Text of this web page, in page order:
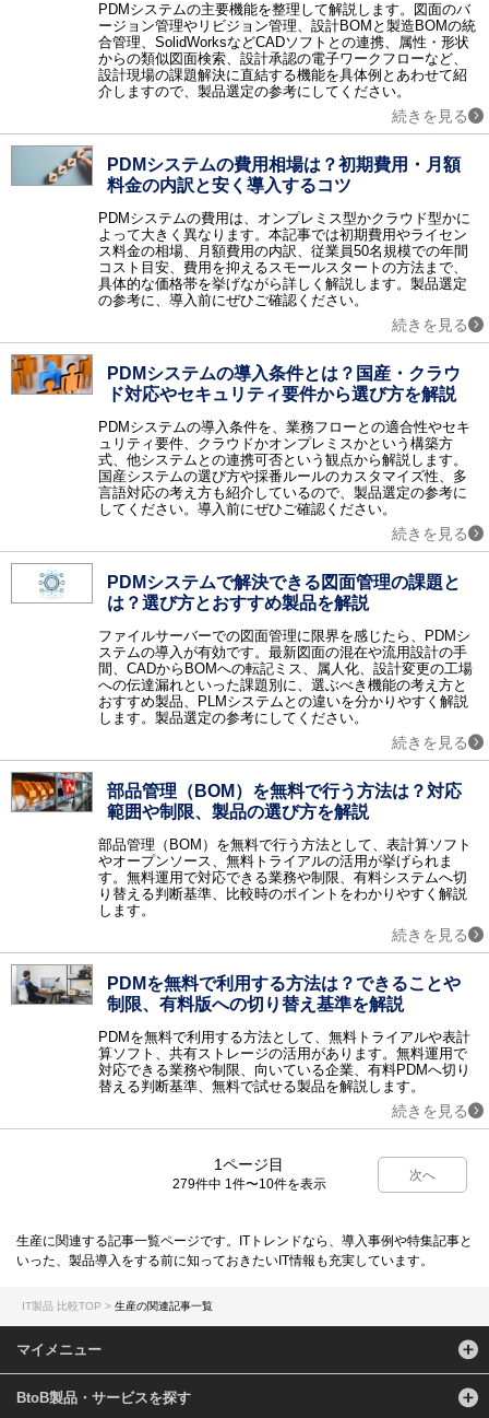
ネットワークセキュリティ
ファイアウォール / WAF / 不正侵入検知・防御システム（IDS・IPS） / ネットワーク暗号化 / DDoS対策 / 検疫ネットワーク / サイバー攻撃対策 / アクセスコントロール / Web改ざん検知 / EDR / ゼロトラスト・セキュリティ / クラウドセキュリティ / CASB / 情報漏洩対策サービス / 第三者保守 (EOSL保守) / ASM
その他のセキュリティ
ウィルス対策 / セキュリティ診断 / 暗号化 / フィルタリングソフト / 入退室管理 / セキュリティシステム / 印刷セキュリティ / DLP / UTM（統合脅威管理） / コピー防止 / 標的型攻撃対策 / ハードディスク暗号化 / USBメモリ暗号化 / ファイル暗号化 / マイナンバーセキュリティ / 防犯カメラ・監視カメラ / 風評被害対策サービス / データレスクライアント
データ管理
データベース / BCP（事業継続計画）対策ソリューション / データバックアップ / データ軽量化・データ最適化 / クラスタリング / データレプリケーション / データベースセキュリティ / PCバックアップソフト / データ消去ソフト / 不動産業務支援システム
統合運用管理 / ログ管理 / サービスデスク / MDM（モバイル端末管理） / フォレンジック / コンフィグ管理 / LCMサービス / ジョブ管理 / クライアントPC管理 / APMツール / 飲食業支援システム / ヘルプデスクサービス / PSI管理
開発ツール / CAD / オフショア開発 / 超高速開発 / 3D CADソフト / 統合開発環境（IDE） / スマホアプリ開発ツール / CAEソフト / CI/CDツール / バージョン管理システム / 設備保全管理システム（CMMS） / 受託開発 / 図面比較システム
サーバ仮想化 / ストレージ仮想化 / デスクトップ仮想化 / アプリケーション仮想化 / ネットワーク仮想化
クラウド
クラウド構築 / オンラインストレージ / IaaS / PaaS / クラウドサーバー / iPaaS
ネットワーク監視 / サーバ運用監視 / ログ監視 / トラフィック監視 / MSPサービス（運用監視代行）
生体認証 / 電子認証 / シングルサインオン / ワンタイムパスワード / ID管理 / 電子署名 / 時刻認証 / 特権ID管理 / PKI認証 / 電話認証・SMS認証 / 多要素認証（MFA）ツール / CIAM / ISO認証 / ISMS認証機関 / IDaaS
研修
研修 / 新入社員向け研修 / 営業力強化研修 / コミュニケーション研修 / 管理職向け研修 / ビジネスマナー研修 / リーダーシップ研修 / マネジメント研修 / グローバル（語学）研修 / セキュリティ研修 / コンプライアンス研修 / AI研修
金融サービス
適性検査 / 採用コンサルティング / 採用アウトソーシング / 新卒紹介 / 採用イベント
IT導入補助金
その他
スマートデバイス連携システム / GoogleApps導入支援 / 安否確認システム / アンケートシステム / 文書電子化 / 物品管理 / 化学物質管理システム / 運行管理システム / 受付システム / グループウェア導入支援 / リモートコントロール（遠隔操作） / デジタルサイネージ / 分散処理（HPCクラスタ） / 知的財産管理 / デジタル著作権管理（DRM） / e文書ソリューション / 保育園・幼稚園システム / セキュリティ特集 / 賃貸管理ソフト / ホームページ制作 / コラム / テレワーク特集 / テレワーク特集_ネオキャリア / アノテーション / ワークブース / 動作解析ソリューション / ビジネスマッチングサービス / 内部統制ツール
PDMシステムの主要機能を整理して解説します。図面のバ
ージョン管理やリビジョン管理、設計BOMと製造BOMの統
合管理、SolidWorksなどCADソフトとの連携、属性・形状
からの類似図面検索、設計承認の電子ワークフローなど、
設計現場の課題解決に直結する機能を具体例とあわせて紹
介しますので、製品選定の参考にしてください。
続きを見る
PDMシステムの費用相場は？初期費用・月額
料金の内訳と安く導入するコツ
PDMシステムの費用は、オンプレミス型かクラウド型かに
よって大きく異なります。本記事では初期費用やライセン
ス料金の相場、月額費用の内訳、従業員50名規模での年間
コスト目安、費用を抑えるスモールスタートの方法まで、
具体的な価格帯を挙げながら詳しく解説します。製品選定
の参考に、導入前にぜひご確認ください。
続きを見る
PDMシステムの導入条件とは？国産・クラウ
ド対応やセキュリティ要件から選び方を解説
PDMシステムの導入条件を、業務フローとの適合性やセキ
ュリティ要件、クラウドかオンプレミスかという構築方
式、他システムとの連携可否という観点から解説します。
国産システムの選び方や採番ルールのカスタマイズ性、多
言語対応の考え方も紹介しているので、製品選定の参考に
してください。導入前にぜひご確認ください。
続きを見る
PDMシステムで解決できる図面管理の課題と
は？選び方とおすすめ製品を解説
ファイルサーバーでの図面管理に限界を感じたら、PDMシ
ステムの導入が有効です。最新図面の混在や流用設計の手
間、CADからBOMへの転記ミス、属人化、設計変更の工場
への伝達漏れといった課題別に、選ぶべき機能の考え方と
おすすめ製品、PLMシステムとの違いを分かりやすく解説
します。製品選定の参考にしてください。
続きを見る
部品管理（BOM）を無料で行う方法は？対応
範囲や制限、製品の選び方を解説
部品管理（BOM）を無料で行う方法として、表計算ソフト
やオープンソース、無料トライアルの活用が挙げられま
す。無料運用で対応できる業務や制限、有料システムへ切
り替える判断基準、比較時のポイントをわかりやすく解説
します。
続きを見る
PDMを無料で利用する方法は？できることや
制限、有料版への切り替え基準を解説
PDMを無料で利用する方法として、無料トライアルや表計
算ソフト、共有ストレージの活用があります。無料運用で
対応できる業務や制限、向いている企業、有料PDMへ切り
替える判断基準、無料で試せる製品を解説します。
続きを見る
1ページ目
279件中 1件〜10件を表示
次へ
生産に関連する記事一覧ページです。ITトレンドなら、導入事例や特集記事と
いった、製品導入をする前に知っておきたいIT情報も充実しています。
IT製品 比較TOP 生産の関連記事一覧
マイメニュー
BtoB製品・サービスを探す